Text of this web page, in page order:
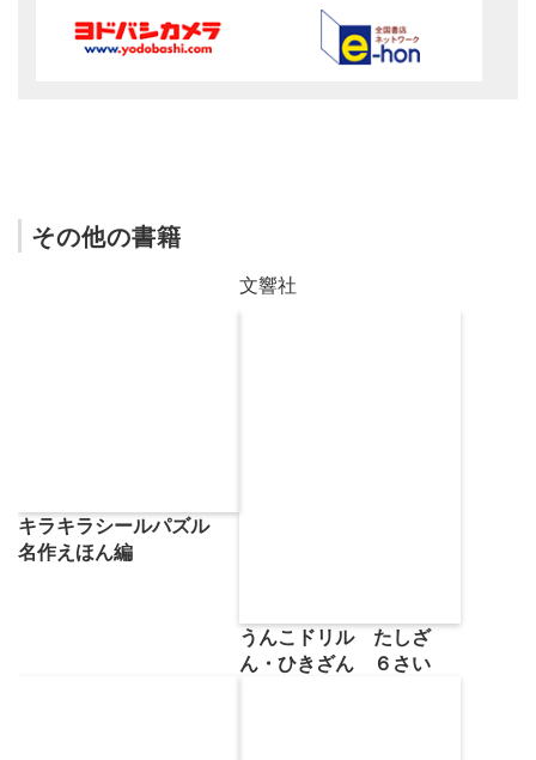
その他の書籍
文響社
キラキラシールパズル
名作えほん編
うんこドリル たしざ
ん・ひきざん ６さい